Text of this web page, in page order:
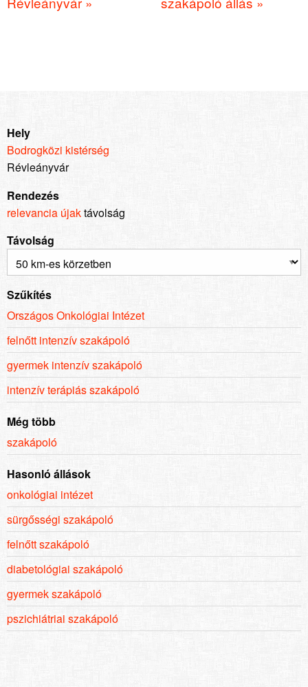
Hely
Bodrogközi kistérség
Révleányvár
Rendezés
relevancia újaktávolság
Távolság
Szűkítés
Országos Onkológiai Intézet
felnőtt intenzív szakápoló
gyermek intenzív szakápoló
intenzív terápiás szakápoló
Még több
szakápoló
Hasonló állások
onkológiai intézet
sürgősségi szakápoló
felnőtt szakápoló
diabetológiai szakápoló
gyermek szakápoló
pszichiátriai szakápoló